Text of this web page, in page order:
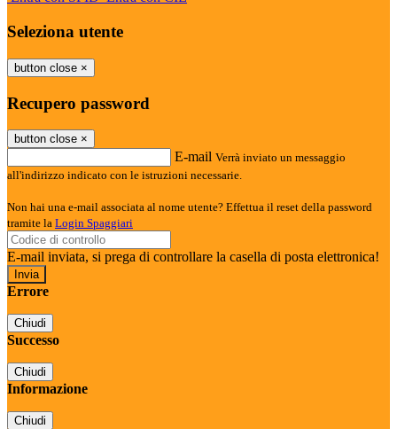
Seleziona utente
button close ×
Recupero password
button close ×
E-mail Verrà inviato un messaggio
all'indirizzo indicato con le istruzioni necessarie.
Non hai una e-mail associata al nome utente? Effettua il reset della password
tramite la Login Spaggiari
E-mail inviata, si prega di controllare la casella di posta elettronica!
Errore
Chiudi
Successo
Chiudi
Informazione
Chiudi